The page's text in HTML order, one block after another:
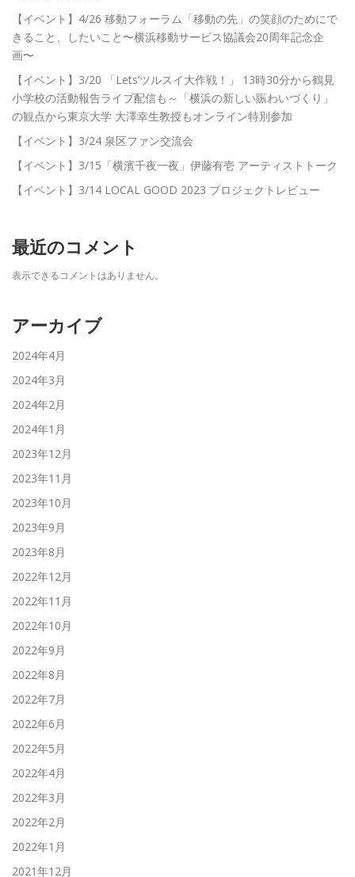
【イベント】4/26 移動フォーラム「移動の先」の笑顔のためにで
きること、したいこと〜横浜移動サービス協議会20周年記念企
画〜
【イベント】3/20 「Lets’ツルスイ大作戦！」 13時30分から鶴見
小学校の活動報告ライブ配信も～「横浜の新しい賑わいづくり」
の観点から東京大学 大澤幸生教授もオンライン特別参加
【イベント】3/24 泉区ファン交流会
【イベント】3/15「横濱千夜一夜」伊藤有壱 アーティストトーク
【イベント】3/14 LOCAL GOOD 2023 プロジェクトレビュー
最近のコメント
表示できるコメントはありません。
アーカイブ
2024年4月
2024年3月
2024年2月
2024年1月
2023年12月
2023年11月
2023年10月
2023年9月
2023年8月
2022年12月
2022年11月
2022年10月
2022年9月
2022年8月
2022年7月
2022年6月
2022年5月
2022年4月
2022年3月
2022年2月
2022年1月
2021年12月